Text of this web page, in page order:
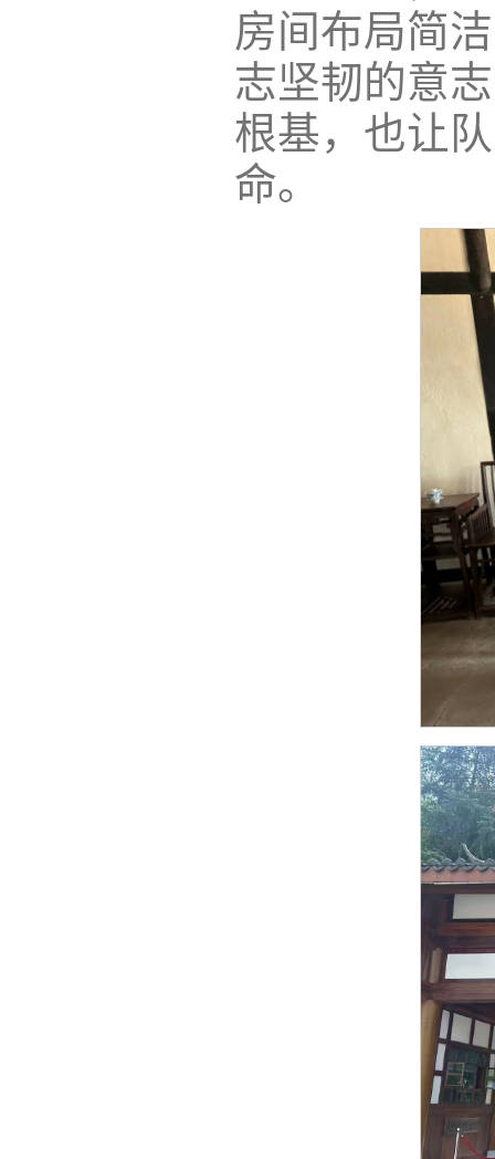
房间布局简
志坚韧的意
根基，也让
命。